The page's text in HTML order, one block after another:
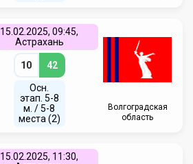
15.02.2025, 09:45,
Астрахань
10 42
Осн.
этап. 5-8
м. / 5-8
места (2)
Волгоградская
область
15.02.2025, 11:30,